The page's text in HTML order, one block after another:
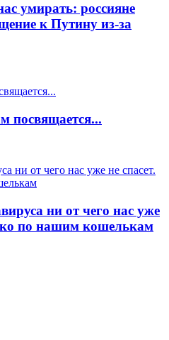
умирать: россияне
к Путину из-за
посвящается...
ни от чего нас уже
по нашим кошелькам